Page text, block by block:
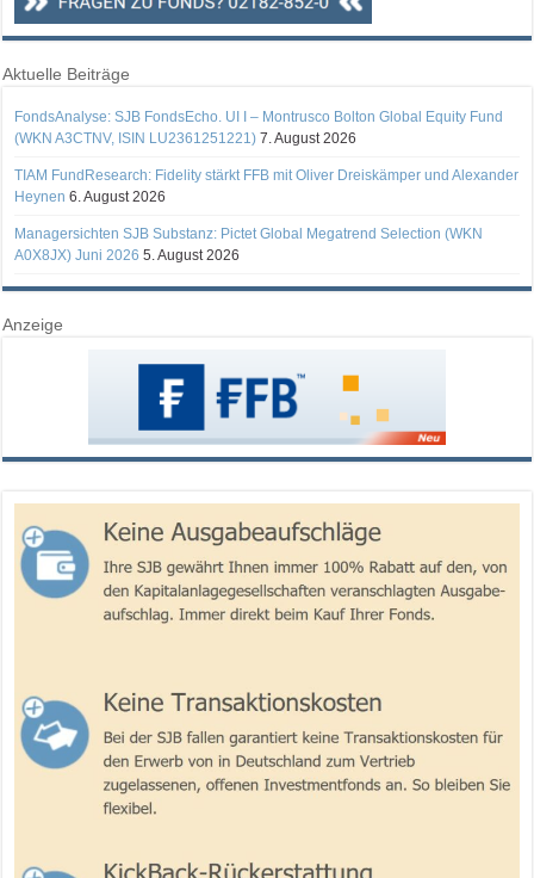
Aktuelle Beiträge
FondsAnalyse: SJB FondsEcho. UI I – Montrusco Bolton Global Equity Fund
(WKN A3CTNV, ISIN LU2361251221) 7. August 2026
TIAM FundResearch: Fidelity stärkt FFB mit Oliver Dreiskämper und Alexander
Heynen 6. August 2026
Managersichten SJB Substanz: Pictet Global Megatrend Selection (WKN
A0X8JX) Juni 2026 5. August 2026
Anzeige